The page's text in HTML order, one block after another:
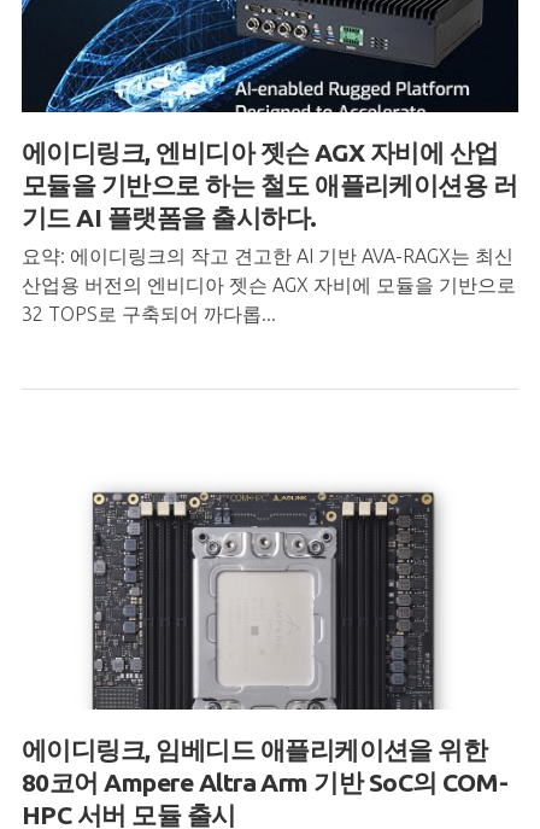
에이디링크, 엔비디아 젯슨 AGX 자비에 산업
모듈을 기반으로 하는 철도 애플리케이션용 러
기드 AI 플랫폼을 출시하다.
요약: 에이디링크의 작고 견고한 AI 기반 AVA-RAGX는 최신
산업용 버전의 엔비디아 젯슨 AGX 자비에 모듈을 기반으로
32 TOPS로 구축되어 까다롭...
에이디링크, 임베디드 애플리케이션을 위한
80코어 Ampere Altra Arm 기반 SoC의 COM-
HPC 서버 모듈 출시